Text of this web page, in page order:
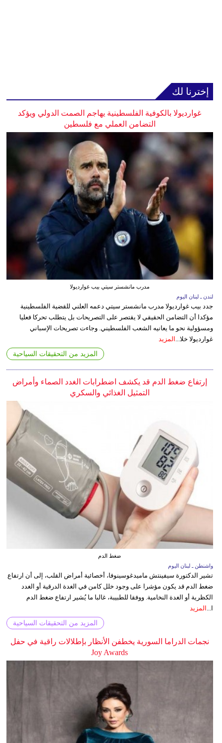
إخترنا لك
غوارديولا بالكوفية الفلسطينية يهاجم الصمت الدولي ويؤكد
التضامن العملي مع فلسطين
مدرب مانشستر سيتي بيب غوارديولا
لندن ـ لبنان اليوم
جدد بيب غوارديولا مدرب مانشستر سيتي دعمه العلني للقضية الفلسطينية
مؤكدا أن التضامن الحقيقي لا يقتصر على التصريحات بل يتطلب تحركا فعليا
ومسؤولية نحو ما يعانيه الشعب الفلسطيني. وجاءت تصريحات الإسباني
غوارديولا خلا... المزيد
المزيد من التحقيقات السياحية
إرتفاع ضغط الدم قد يكشف اضطرابات الغدد الصماء وأمراض
التمثيل الغذائي والسكري
ضغط الدم
واشنطن ـ لبنان اليوم
تشير الدكتورة سيفينتش ماميدغوسينوفا، أخصائية أمراض القلب، إلى أن ارتفاع
ضغط الدم قد يكون مؤشرا على وجود خلل كامن في الغدة الدرقية أو الغدد
الكظرية أو الغدة النخامية. ووفقا للطبيبة، غالبا ما يُشير ارتفاع ضغط الدم
ا... المزيد
المزيد من التحقيقات السياحية
نجمات الدراما السورية يخطفن الأنظار بإطلالات راقية في حفل
Joy Awards